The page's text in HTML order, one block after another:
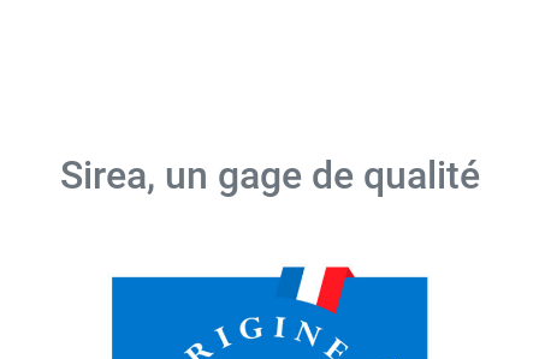
Sirea, un gage de qualité